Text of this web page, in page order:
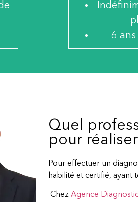
6
Quel
pour
Pour effectuer un
habilité et certifié, ayant
Chez Agence